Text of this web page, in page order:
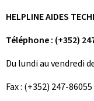
HELPLINE AIDES
Téléphone : (+352)
Du lundi au vendredi
Fax : (+352) 247-86055